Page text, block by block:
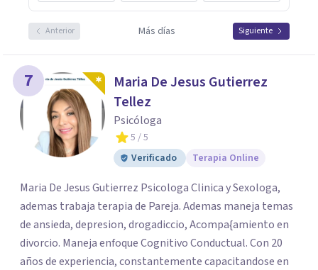
Anterior Más días Siguiente
7
Maria De Jesus Gutierrez
Tellez
Psicóloga
5 / 5
Verificado
Terapia Online
Maria De Jesus Gutierrez Psicologa Clinica y Sexologa,
ademas trabaja terapia de Pareja. Ademas maneja temas
de ansieda, depresion, drogadiccio, Acompa{amiento en
divorcio. Maneja enfoque Cognitivo Conductual. Con 20
años de experiencia, constantemente capacitandose en